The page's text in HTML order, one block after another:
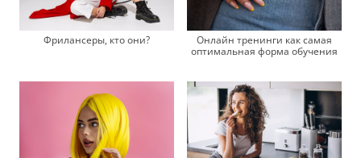
Фрилансеры, кто они?
Онлайн тренинги как самая
оптимальная форма обучения